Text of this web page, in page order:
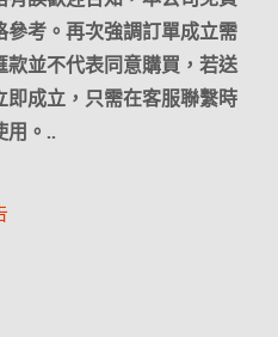
考。再次強調訂單成立需
並不代表同意購買，若送
成立，只需在客服聯繫時
用。..